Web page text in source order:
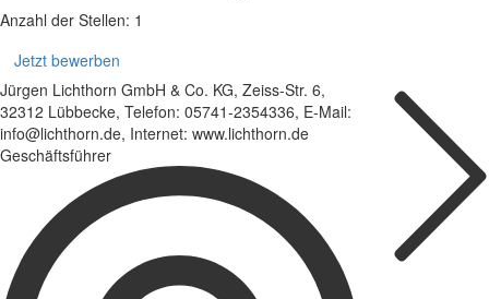
Anzahl der Stellen: 1
Jetzt bewerben
Jürgen Lichthorn GmbH & Co. KG, Zeiss-Str. 6,
32312 Lübbecke, Telefon: 05741-2354336, E-Mail:
info@lichthorn.de, Internet: www.lichthorn.de
Geschäftsführer